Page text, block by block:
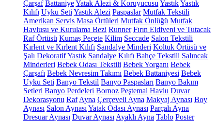
Çarşaf BattaniyeYatak Alezi & Koruyucusu YastıkYastık
Kılıfı Uyku Seti Yastık Alezi Paspaslar Mutfak Tekstili
Amerikan Servis Masa Örtüleri Mutfak Önlüğü Mutfak
Havlusu ve Kurulama Bezi Runner Fırın Eldiveni ve Tutacak
Raf Örtüsü Kumaş Peçete Kilim Seccade Salon Tekstili
Kırlent ve Kırlent Kılıfı Sandalye Minderi Koltuk Örtüsü ve
Şalı Dekoratif Yastık Sandalye Kılıfı Bahçe Tekstili Salıncak
Minderleri Bebek Odası Tekstili Bebek Yorganı Bebek
Çarşafı Bebek Nevresim Takımı Bebek Battaniyesi Bebek
Uyku Seti Banyo Tekstil Banyo Paspasları Banyo Bakım
Setleri Banyo Perdeleri Bornoz Peştemal Havlu Duvar
Dekorasyonu Raf Ayna Çerçeveli Ayna Makyaj Aynası Boy
Aynası Salon Aynası Yatak Odası Aynası Parçalı Ayna
Dresuar Aynası Duvar Aynası Ayaklı Ayna Tablo Poster